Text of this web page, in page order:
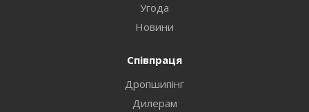
Угода
Новини
Співпраця
Дропшипінг
Дилерам